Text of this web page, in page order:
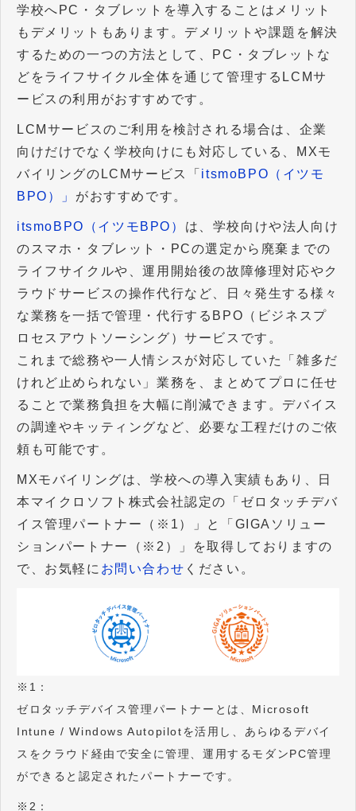
学校へPC・タブレットを導入することはメリット
もデメリットもあります。デメリットや課題を解決
するための一つの方法として、PC・タブレットな
どをライフサイクル全体を通じて管理するLCMサ
ービスの利用がおすすめです。
LCMサービスのご利用を検討される場合は、企業
向けだけでなく学校向けにも対応している、MXモ
バイリングのLCMサービス「 itsmoBPO（イツモ
BPO）」 がおすすめです。
itsmoBPO（イツモBPO） は、学校向けや法人向け
のスマホ・タブレット・PCの選定から廃棄までの
ライフサイクルや、運用開始後の故障修理対応やク
ラウドサービスの操作代行など、日々発生する様々
な業務を一括で管理・代行するBPO（ビジネスプ
ロセスアウトソーシング）サービスです。
これまで総務や一人情シスが対応していた「雑多だ
けれど止められない」業務を、まとめてプロに任せ
ることで業務負担を大幅に削減できます。デバイス
の調達やキッティングなど、必要な工程だけのご依
頼も可能です。
MXモバイリングは、学校への導入実績もあり、日
本マイクロソフト株式会社認定の「ゼロタッチデバ
イス管理パートナー（※1）」と「GIGAソリュー
ションパートナー（※2）」を取得しておりますの
で、お気軽に お問い合わせ ください。
※1：
ゼロタッチデバイス管理パートナーとは、Microsoft
Intune / Windows Autopilotを活用し、あらゆるデバイ
スをクラウド経由で安全に管理、運用するモダンPC管理
ができると認定されたパートナーです。
※2：